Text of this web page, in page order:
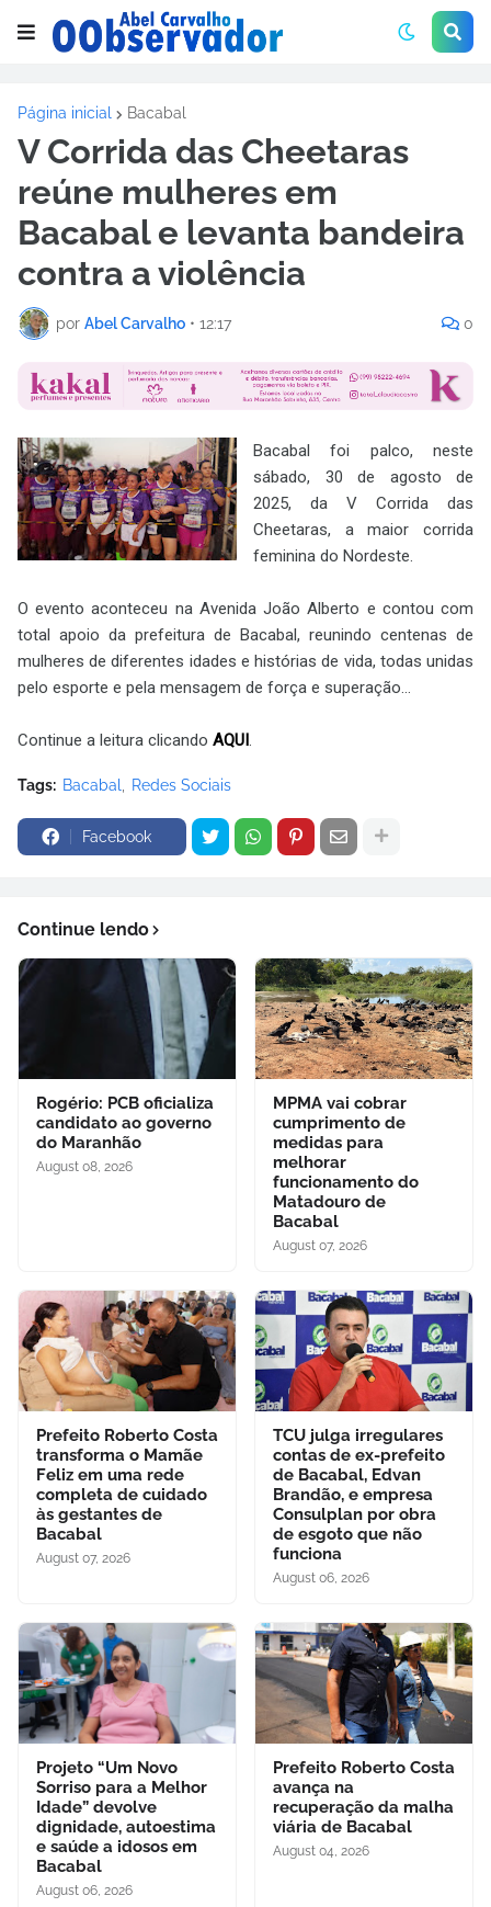
Página inicial Bacabal
V Corrida das Cheetaras
reúne mulheres em
Bacabal e levanta bandeira
contra a violência
por Abel Carvalho • 12:17 0
Bacabal foi palco, neste
sábado, 30 de agosto de
2025, da V Corrida das
Cheetaras, a maior corrida
feminina do Nordeste.
O evento aconteceu na Avenida João Alberto e contou com
total apoio da prefeitura de Bacabal, reunindo centenas de
mulheres de diferentes idades e histórias de vida, todas unidas
pelo esporte e pela mensagem de força e superação...
Continue a leitura clicando AQUI.
Tags: Bacabal Redes Sociais
Facebook
Continue lendo
Rogério: PCB oficializa
candidato ao governo
do Maranhão
August 08, 2026
MPMA vai cobrar
cumprimento de
medidas para
melhorar
funcionamento do
Matadouro de
Bacabal
August 07, 2026
Prefeito Roberto Costa
transforma o Mamãe
Feliz em uma rede
completa de cuidado
às gestantes de
Bacabal
August 07, 2026
TCU julga irregulares
contas de ex-prefeito
de Bacabal, Edvan
Brandão, e empresa
Consulplan por obra
de esgoto que não
funciona
August 06, 2026
Projeto “Um Novo
Sorriso para a Melhor
Idade” devolve
dignidade, autoestima
e saúde a idosos em
Bacabal
August 06, 2026
Prefeito Roberto Costa
avança na
recuperação da malha
viária de Bacabal
August 04, 2026